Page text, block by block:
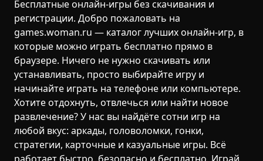
Бесплатные онлайн-игры без скачивания и
регистрации. Добро пожаловать на
games.woman.ru — каталог лучших онлайн-игр, в
которые можно играть бесплатно прямо в
браузере. Ничего не нужно скачивать или
устанавливать, просто выбирайте игру и
начинайте играть на телефоне или компьютере.
Хотите отдохнуть, отвлечься или найти новое
развлечение? У нас вы найдёте сотни игр на
любой вкус: аркады, головоломки, гонки,
стратегии, карточные и казуальные игры. Всё